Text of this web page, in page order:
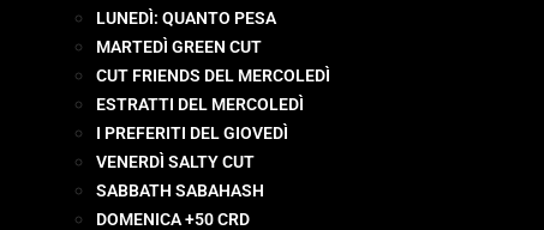
LUNEDÌ: QUANTO PESA
MARTEDÌ GREEN CUT
CUT FRIENDS DEL MERCOLEDÌ
ESTRATTI DEL MERCOLEDÌ
I PREFERITI DEL GIOVEDÌ
VENERDÌ SALTY CUT
SABBATH SABAHASH
DOMENICA +50 CRD